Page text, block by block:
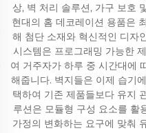
상, 벽 처리 솔루션, 가구 보호
현대의 홈 데코레이션 용품은
해 첨단 소재와 혁신적인 디자
시스템은 프로그래밍 가능한
여 거주자가 하루 중 시간대에
해줍니다. 벽지들은 이제 습기
택하여 기존 제품들보다 유지
루션은 모듈형 구성 요소를 활
가정의 변화하는 요구에 맞춰